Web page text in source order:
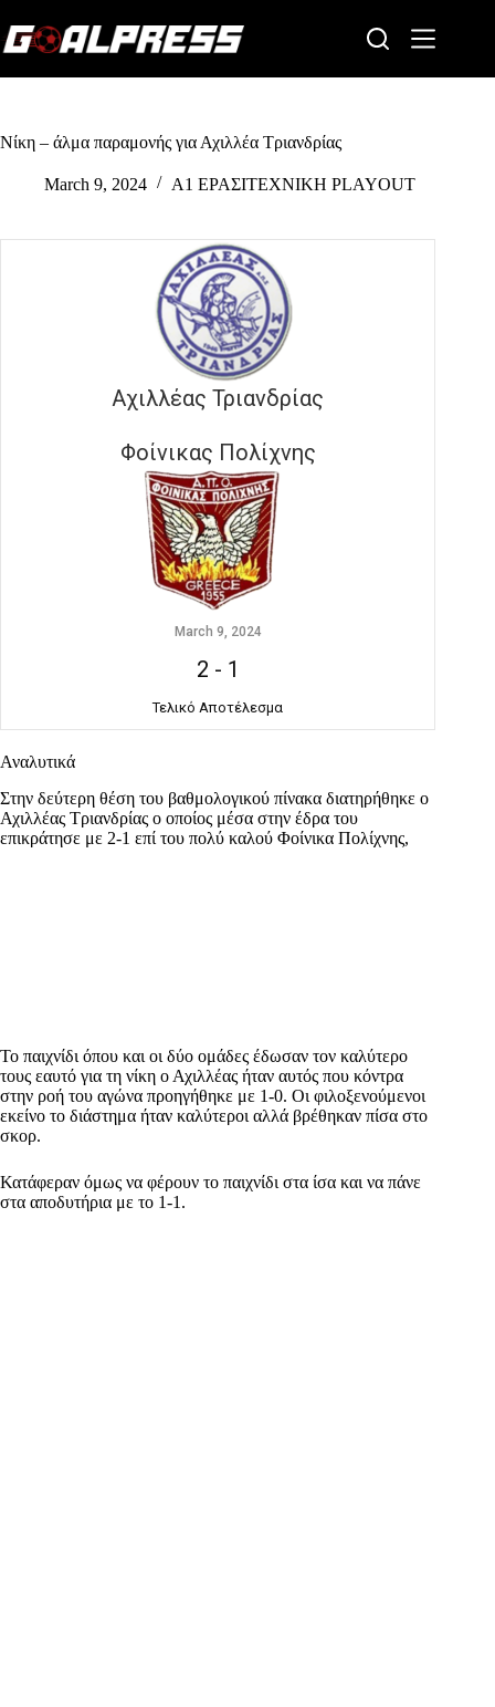
to
content
Νίκη – άλμα παραμονής για Αχιλλέα Τριανδρίας
March 9, 2024 Α1 ΕΡΑΣΙΤΕΧΝΙΚΗ PLAYOUT
Αχιλλέας Τριανδρίας
Φοίνικας Πολίχνης
March 9, 2024
2 - 1
Τελικό Αποτέλεσμα
Αναλυτικά
Στην δεύτερη θέση του βαθμολογικού πίνακα διατηρήθηκε ο
Αχιλλέας Τριανδρίας ο οποίος μέσα στην έδρα του
επικράτησε με 2-1 επί του πολύ καλού Φοίνικα Πολίχνης,
Το παιχνίδι όπου και οι δύο ομάδες έδωσαν τον καλύτερο
τους εαυτό για τη νίκη ο Αχιλλέας ήταν αυτός που κόντρα
στην ροή του αγώνα προηγήθηκε με 1-0. Οι φιλοξενούμενοι
εκείνο το διάστημα ήταν καλύτεροι αλλά βρέθηκαν πίσα στο
σκορ.
Κατάφεραν όμως να φέρουν το παιχνίδι στα ίσα και να πάνε
στα αποδυτήρια με το 1-1.